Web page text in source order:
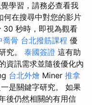
學習，請務必查看我
何在搜尋中對您的影片
30 秒時，即視為觀看
喬骨 台北撥筋課程 優
究。 泰國簽證 這有助
資訊需求並隨後優化內
台北外燴 Miner 推拿
是關鍵字研究。 如果
後仍然相關的有用信